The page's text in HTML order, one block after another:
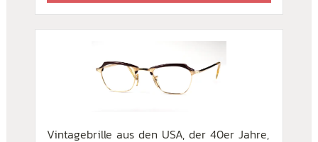
Vintagebrille aus den USA, der 40er Jahre,